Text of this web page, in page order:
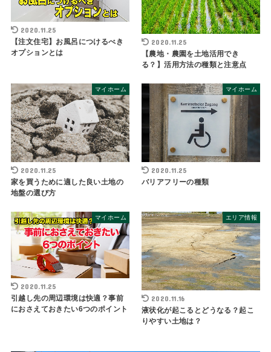
2020.11.25
【注文住宅】お風呂につけるべき
オプションとは
2020.11.25
【農地・農園を土地活用でき
る？】活用方法の種類と注意点
マイホーム
2020.11.25
家を買うために適した良い土地の
地盤の選び方
マイホーム
2020.11.25
バリアフリーの種類
マイホーム
2020.11.25
引越し先の周辺環境は快適？事前
におさえておきたい6つのポイント
エリア情報
2020.11.16
液状化が起こるとどうなる？起こ
りやすい土地は？